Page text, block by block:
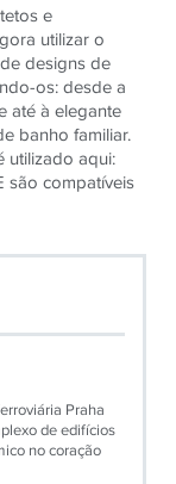
e
utilizar o
designs de
os: desde a
até à elegante
banho familiar.
utilizado aqui:
são compatíveis
Praha
de edifícios
no coração